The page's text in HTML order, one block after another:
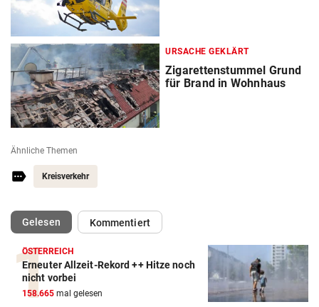
URSACHE GEKLÄRT
Zigarettenstummel Grund
für Brand in Wohnhaus
Ähnliche Themen
Kreisverkehr
Gelesen(ausgewählt)Kommentiert
ÖSTERREICH
Erneuter Allzeit-Rekord ++ Hitze noch
nicht vorbei
158.665 mal gelesen